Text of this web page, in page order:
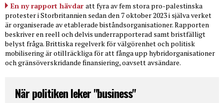
En ny rapport hävdar att fyra av fem stora pro-palestinska
protester i Storbritannien sedan den 7 oktober 2023 i själva verket
är organiserade av etablerade biståndsorganisationer. Rapporten
beskriver en reell och delvis underrapporterad samt bristfälligt
belyst fråga. Brittiska regelverk för välgörenhet och politisk
mobilisering är otillräckliga för att fånga upp hybridorganisationer
och gränsöverskridande finansiering, oavsett avsändare.
När politiken leker "business"